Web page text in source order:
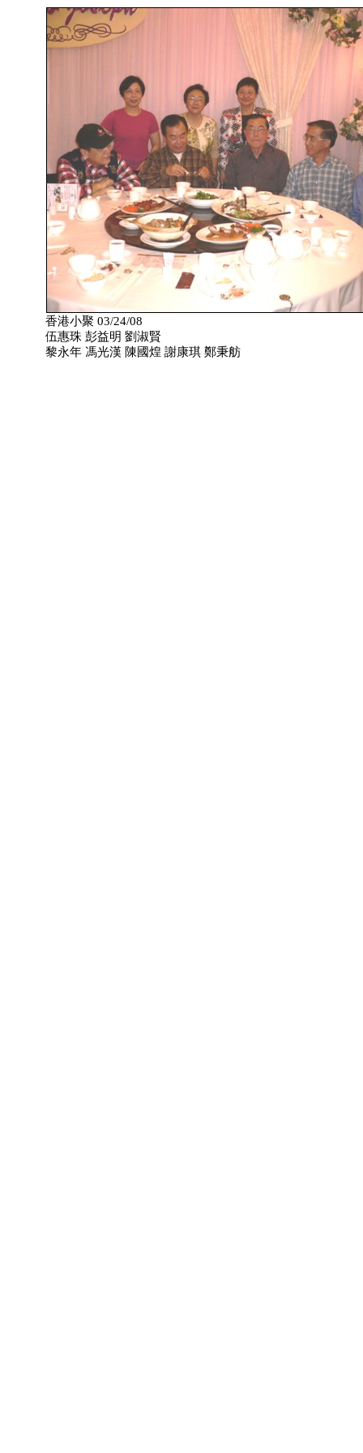
香港小聚 03/24/08
伍惠珠 彭益明 劉淑賢
黎永年 馮光漢 陳國煌 謝康琪 鄭秉舫